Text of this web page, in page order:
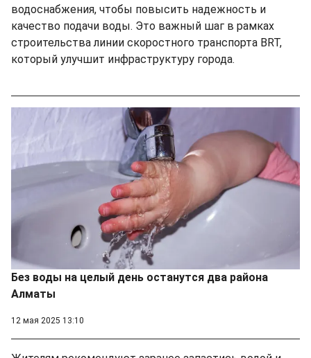
водоснабжения, чтобы повысить надежность и
качество подачи воды. Это важный шаг в рамках
строительства линии скоростного транспорта BRT,
который улучшит инфраструктуру города.
Без воды на целый день останутся два района
Алматы
12 мая 2025 13:10